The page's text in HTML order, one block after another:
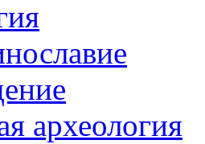
археология